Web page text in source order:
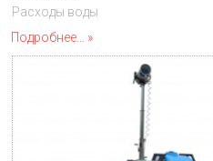
Расходы воды
Подробнее...